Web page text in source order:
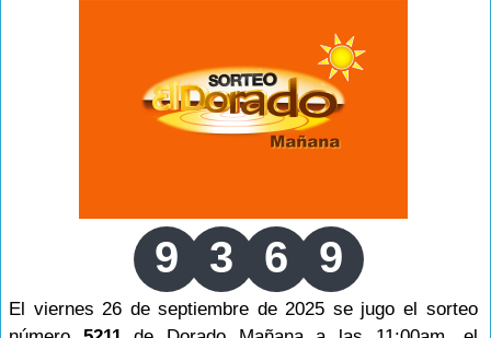
9 3 6 9
El viernes 26 de septiembre de 2025 se jugo el sorteo